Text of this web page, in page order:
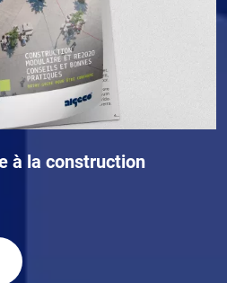
à la construction